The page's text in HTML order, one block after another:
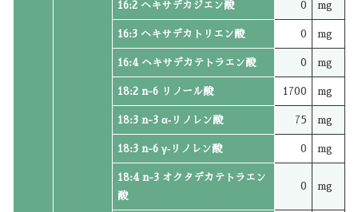
16:2 ヘキサデカジエン酸 0 mg
16:3 ヘキサデカトリエン酸 0 mg
16:4 ヘキサデカテトラエン酸 0 mg
18:2 n-6 リノール酸 1700 mg
18:3 n-3 α‐リノレン酸 75 mg
18:3 n-6 γ‐リノレン酸 0 mg
18:4 n-3 オクタデカテトラエン
酸
0 mg